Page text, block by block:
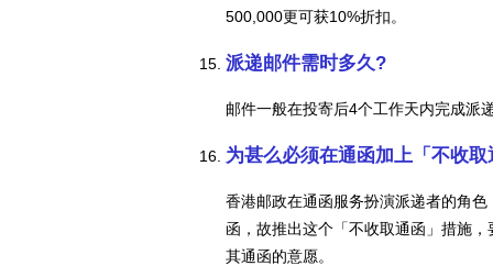
500,000更可获10%折扣。
派递邮件需时多久?
邮件一般在投寄后4个工作天内完成派
为甚么必须在通函加上「不收
香港邮政在通函服务扮演派递者的角
函，故推出这个「不收取通函」措施
其通函的意愿。